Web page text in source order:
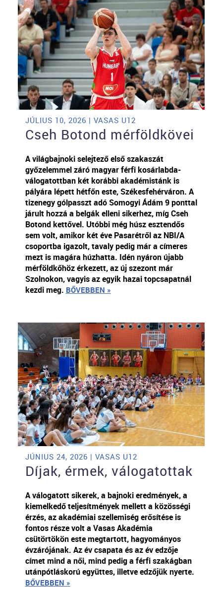
JÚLIUS 10, 2026 | VASAS U12
Cseh Botond mérföldkövei
A világbajnoki selejtező első szakaszát
győzelemmel záró magyar férfi kosárlabda-
válogatottban két korábbi akadémistánk is
pályára lépett hétfőn este, Székesfehérváron. A
tizenegy gólpasszt adó Somogyi Ádám 9 ponttal
járult hozzá a belgák elleni sikerhez, míg Cseh
Botond kettővel. Utóbbi még húsz esztendős
sem volt, amikor két éve Pasarétről az NBI/A
csoportba igazolt, tavaly pedig már a címeres
mezt is magára húzhatta. Idén nyáron újabb
mérföldkőhöz érkezett, az új szezont már
Szolnokon, vagyis az egyik hazai topcsapatnál
kezdi meg. BŐVEBBEN »
JÚNIUS 24, 2026 | VASAS U12
Díjak, érmek, válogatottak
A válogatott sikerek, a bajnoki eredmények, a
kiemelkedő teljesítmények mellett a közösségi
érzés, az akadémiai szellemiség erősítése is
fontos része volt a Vasas Akadémia
csütörtökön este megtartott, hagyományos
évzárójának. Az év csapata és az év edzője
címet mind a női, mind pedig a férfi szakágban
utánpótláskorú együttes, illetve edzőjük nyerte.
BŐVEBBEN »